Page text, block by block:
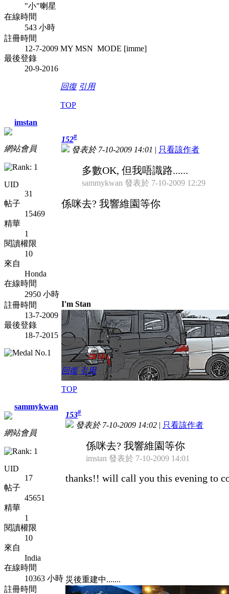
"小"喇星
在線時間
543 小時
註冊時間
12-7-2009
最後登錄
20-9-2016
MY MSN MODE [imme]
回復 引用
TOP
imstan
網站會員
UID
31
帖子
15469
精華
1
閱讀權限
10
來自
Honda
在線時間
2950 小時
註冊時間
13-7-2009
最後登錄
18-7-2015
152#
發表於 7-10-2009 14:01 | 只看該作者
多數OK, 但我唔識路......
sammykwan 發表於 7-10-2009 12:29
係咪去? 我響維園等你
I'm Stan
回復 引用
TOP
sammykwan
網站會員
UID
17
帖子
45651
精華
1
閱讀權限
10
來自
India
在線時間
10363 小時
註冊時間
153#
發表於 7-10-2009 14:02 | 只看該作者
係咪去? 我響維園等你
imstan 發表於 7-10-2009 14:01
thanks!! will call you this evening to
災後重建中.......